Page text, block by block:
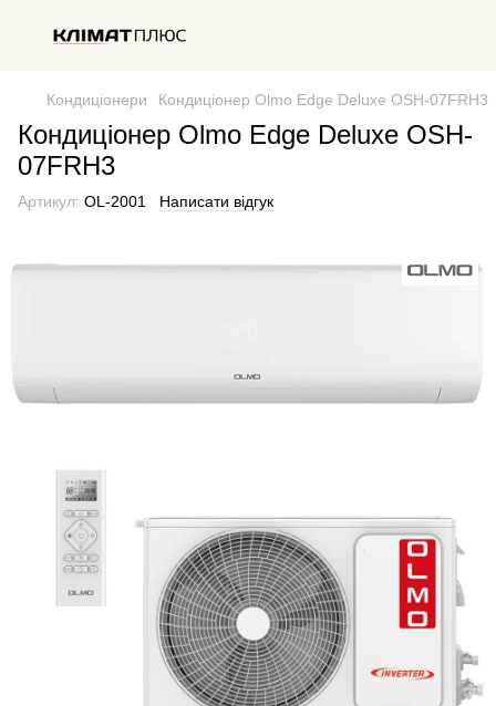
Кондиціонери Кондиціонер Olmo Edge Deluxe OSH-07FRH3
Кондиціонер Olmo Edge Deluxe OSH-
07FRH3
Артикул: OL-2001 Написати відгук